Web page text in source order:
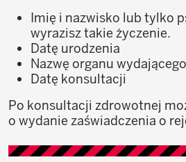
Imię i nazwisko lub tylko
wyrazisz takie życzenie.
Datę urodzenia
Nazwę organu
Datę konsultacji
Po konsultacji zdrowotnej
o wydanie zaświadczenia o